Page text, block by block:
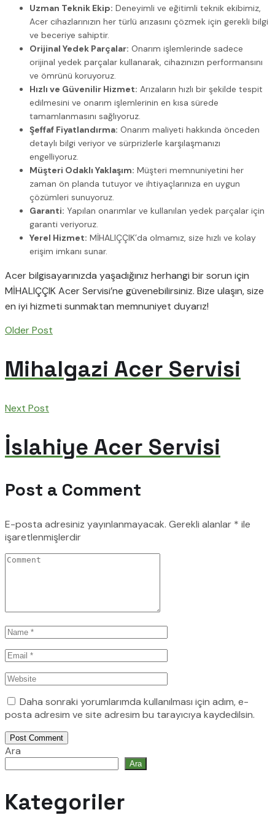
Uzman Teknik Ekip: Deneyimli ve eğitimli teknik ekibimiz,
Acer cihazlarınızın her türlü arızasını çözmek için gerekli bilgi
ve beceriye sahiptir.
Orijinal Yedek Parçalar: Onarım işlemlerinde sadece
orijinal yedek parçalar kullanarak, cihazınızın performansını
ve ömrünü koruyoruz.
Hızlı ve Güvenilir Hizmet: Arızaların hızlı bir şekilde tespit
edilmesini ve onarım işlemlerinin en kısa sürede
tamamlanmasını sağlıyoruz.
Şeffaf Fiyatlandırma: Onarım maliyeti hakkında önceden
detaylı bilgi veriyor ve sürprizlerle karşılaşmanızı
engelliyoruz.
Müşteri Odaklı Yaklaşım: Müşteri memnuniyetini her
zaman ön planda tutuyor ve ihtiyaçlarınıza en uygun
çözümleri sunuyoruz.
Garanti: Yapılan onarımlar ve kullanılan yedek parçalar için
garanti veriyoruz.
Yerel Hizmet: MİHALIÇÇIK’da olmamız, size hızlı ve kolay
erişim imkanı sunar.
Acer bilgisayarınızda yaşadığınız herhangi bir sorun için
MİHALIÇÇIK Acer Servisi’ne güvenebilirsiniz. Bize ulaşın, size
en iyi hizmeti sunmaktan memnuniyet duyarız!
Older Post
Mihalgazi Acer Servisi
Next Post
İslahiye Acer Servisi
Post a Comment
E-posta adresiniz yayınlanmayacak. Gerekli alanlar * ile
işaretlenmişlerdir
Daha sonraki yorumlarımda kullanılması için adım, e-
posta adresim ve site adresim bu tarayıcıya kaydedilsin.
Post Comment
Ara
Ara
Kategoriler